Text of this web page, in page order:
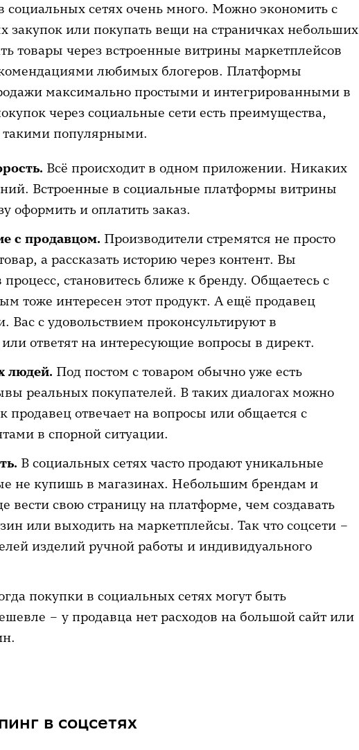
социальных сетях очень много. Можно экономить с
закупок или покупать вещи на страничках небольших
товары через встроенные витрины маркетплейсов
любимых блогеров. Платформы
максимально простыми и интегрированными в
через социальные сети есть преимущества,
такими популярными.
Всё происходит в одном приложении. Никаких
Встроенные в социальные платформы витрины
оформить и оплатить заказ.
с продавцом. Производители стремятся не просто
а рассказать историю через контент. Вы
процесс, становитесь ближе к бренду. Общаетесь с
тоже интересен этот продукт. А ещё продавец
Вас с удовольствием проконсультируют в
ответят на интересующие вопросы в директ.
людей. Под постом с товаром обычно уже есть
реальных покупателей. В таких диалогах можно
продавец отвечает на вопросы или общается с
в спорной ситуации.
В социальных сетях часто продают уникальные
не купишь в магазинах. Небольшим брендам и
вести свою страницу на платформе, чем создавать
или выходить на маркетплейсы. Так что соцсети –
изделий ручной работы и индивидуального
покупки в социальных сетях могут быть
– у продавца нет расходов на большой сайт или
в соцсетях